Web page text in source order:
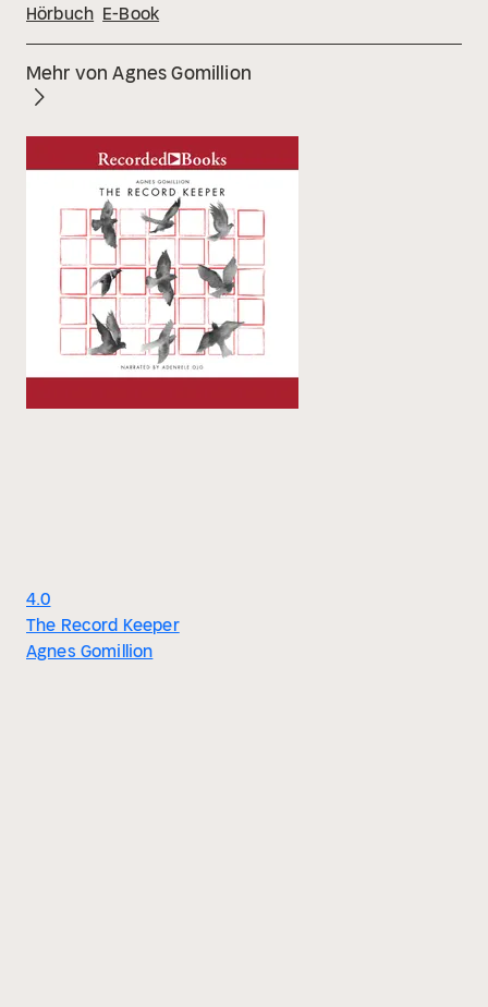
Hörbuch E-Book
Mehr von Agnes Gomillion
4.0
The Record Keeper
Agnes Gomillion